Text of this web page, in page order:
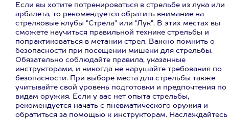
Если вы хотите потренироваться в стрельбе из лука или
арбалета, то рекомендуется обратить внимание на
стрелковые клубы "Стрела" или "Лук". В этих местах вы
сможете научиться правильной технике стрельбы и
попрактиковаться в метании стрел. Важно помнить о
безопасности при посещении мишени для стрельбы.
Обязательно соблюдайте правила, указанные
инструкторами, и никогда не нарушайте требования по
безопасности. При выборе места для стрельбы также
учитывайте свой уровень подготовки и предпочтения по
видам оружия. Если у вас нет опыта стрельбы,
рекомендуется начать с пневматического оружия и
обратиться за помощью к инструкторам. Наслаждайтесь